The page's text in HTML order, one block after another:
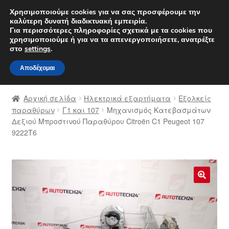
ΑΠΟΣΤΟΛΗ από 7 EUR
Δευτέρα-Παρ. 9 π.μ. - 4 μ.μ.
Απευθείας
μετάβαση
στην
πλοήγηση
Μετάβαση
σε
περιεχόμενο
Αρχική
Διαδικασία Παραπόνων
Επικοινωνία
Καροτσάκι
Μεταφορά
Ο λογαριασμός μου
Αρχική σελίδα Ηλεκτρικά εξαρτήματα
Εξολκείς
παραθύρων
Γ1 και 107
Μηχανισμός Κατεβασμάτων
Δεξιού Μπροστινού Παραθύρου Citroën C1 Peugeot 107
9222T6
Χρησιμοποιούμε cookies για να σας προσφέρουμε την
καλύτερη δυνατή διαδικτυακή εμπειρία.
Για περισσότερες πληροφορίες σχετικά με τα cookies που
χρησιμοποιούμε ή για να τα απενεργοποιήσετε, ανατρέξτε
στο settings.
Αποδέχομαι